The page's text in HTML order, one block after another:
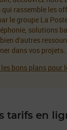
qui rassemble les
le groupe La
solutions
d'autres
dans vos projets.
bons plans pour
tarifs en